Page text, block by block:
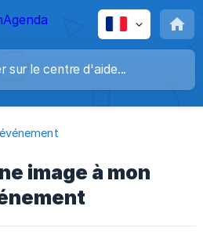
image à mon